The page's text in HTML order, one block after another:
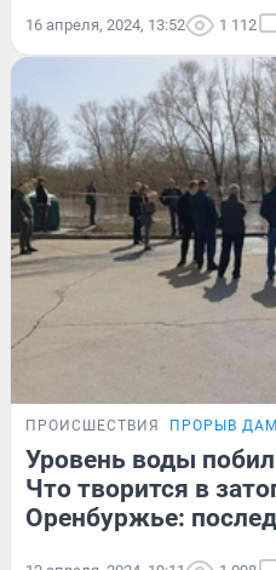
16 апреля, 2024, 13:52 1 112
ПРОИСШЕСТВИЯ ПРОРЫВ
Уровень воды
Что творится в
Оренбуржье: